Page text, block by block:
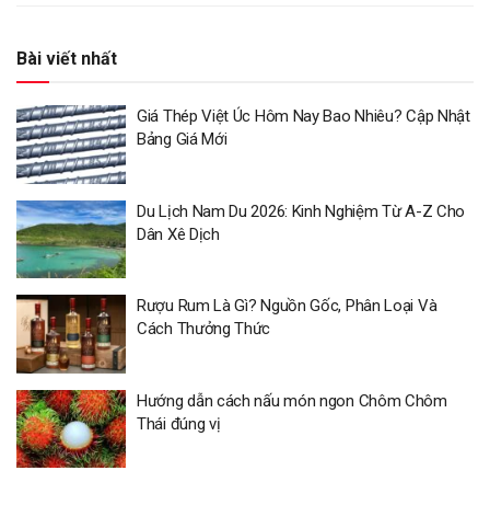
Bài viết nhất
Giá Thép Việt Úc Hôm Nay Bao Nhiêu? Cập Nhật
Bảng Giá Mới
Du Lịch Nam Du 2026: Kinh Nghiệm Từ A-Z Cho
Dân Xê Dịch
Rượu Rum Là Gì? Nguồn Gốc, Phân Loại Và
Cách Thưởng Thức
Hướng dẫn cách nấu món ngon Chôm Chôm
Thái đúng vị